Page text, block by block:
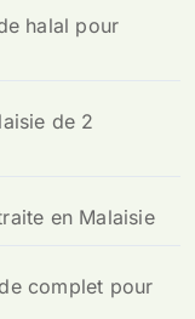
halal pour
de 2
en Malaisie
complet pour